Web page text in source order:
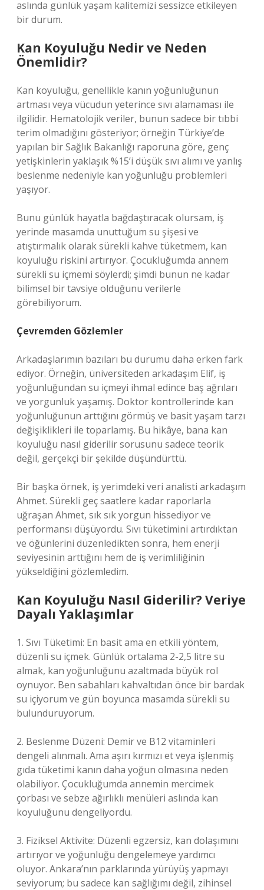
aslında günlük yaşam kalitemizi sessizce etkileyen
bir durum.
Kan Koyuluğu Nedir ve Neden
Önemlidir?
Kan koyuluğu, genellikle kanın yoğunluğunun
artması veya vücudun yeterince sıvı alamaması ile
ilgilidir. Hematolojik veriler, bunun sadece bir tıbbi
terim olmadığını gösteriyor; örneğin Türkiye’de
yapılan bir Sağlık Bakanlığı raporuna göre, genç
yetişkinlerin yaklaşık %15’i düşük sıvı alımı ve yanlış
beslenme nedeniyle kan yoğunluğu problemleri
yaşıyor.
Bunu günlük hayatla bağdaştıracak olursam, iş
yerinde masamda unuttuğum su şişesi ve
atıştırmalık olarak sürekli kahve tüketmem, kan
koyuluğu riskini artırıyor. Çocukluğumda annem
sürekli su içmemi söylerdi; şimdi bunun ne kadar
bilimsel bir tavsiye olduğunu verilerle
görebiliyorum.
Çevremden Gözlemler
Arkadaşlarımın bazıları bu durumu daha erken fark
ediyor. Örneğin, üniversiteden arkadaşım Elif, iş
yoğunluğundan su içmeyi ihmal edince baş ağrıları
ve yorgunluk yaşamış. Doktor kontrollerinde kan
yoğunluğunun arttığını görmüş ve basit yaşam tarzı
değişiklikleri ile toparlamış. Bu hikâye, bana kan
koyuluğu nasıl giderilir sorusunu sadece teorik
değil, gerçekçi bir şekilde düşündürttü.
Bir başka örnek, iş yerimdeki veri analisti arkadaşım
Ahmet. Sürekli geç saatlere kadar raporlarla
uğraşan Ahmet, sık sık yorgun hissediyor ve
performansı düşüyordu. Sıvı tüketimini artırdıktan
ve öğünlerini düzenledikten sonra, hem enerji
seviyesinin arttığını hem de iş verimliliğinin
yükseldiğini gözlemledim.
Kan Koyuluğu Nasıl Giderilir? Veriye
Dayalı Yaklaşımlar
1. Sıvı Tüketimi: En basit ama en etkili yöntem,
düzenli su içmek. Günlük ortalama 2-2,5 litre su
almak, kan yoğunluğunu azaltmada büyük rol
oynuyor. Ben sabahları kahvaltıdan önce bir bardak
su içiyorum ve gün boyunca masamda sürekli su
bulunduruyorum.
2. Beslenme Düzeni: Demir ve B12 vitaminleri
dengeli alınmalı. Ama aşırı kırmızı et veya işlenmiş
gıda tüketimi kanın daha yoğun olmasına neden
olabiliyor. Çocukluğumda annemin mercimek
çorbası ve sebze ağırlıklı menüleri aslında kan
koyuluğunu dengeliyordu.
3. Fiziksel Aktivite: Düzenli egzersiz, kan dolaşımını
artırıyor ve yoğunluğu dengelemeye yardımcı
oluyor. Ankara’nın parklarında yürüyüş yapmayı
seviyorum; bu sadece kan sağlığımı değil, zihinsel